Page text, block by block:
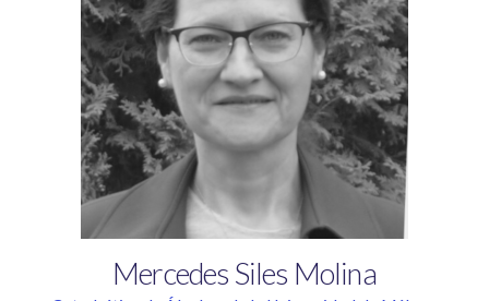
Mercedes Siles Molina